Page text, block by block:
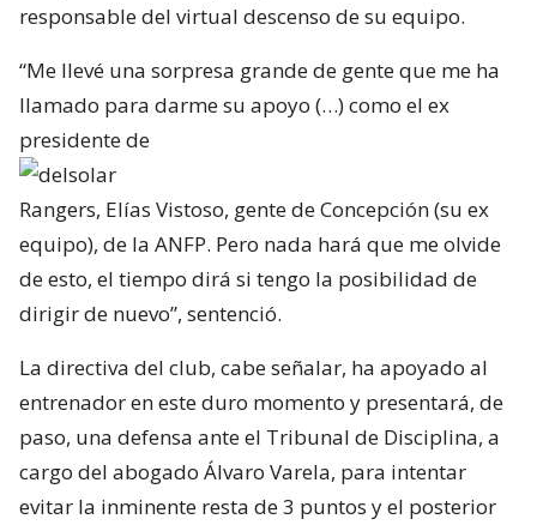
responsable del virtual descenso de su equipo.
“Me llevé una sorpresa grande de gente que me ha
llamado para darme su apoyo (…) como el ex
presidente de
Rangers, Elías Vistoso, gente de Concepción (su ex
equipo), de la ANFP. Pero nada hará que me olvide
de esto, el tiempo dirá si tengo la posibilidad de
dirigir de nuevo”, sentenció.
La directiva del club, cabe señalar, ha apoyado al
entrenador en este duro momento y presentará, de
paso, una defensa ante el Tribunal de Disciplina, a
cargo del abogado Álvaro Varela, para intentar
evitar la inminente resta de 3 puntos y el posterior